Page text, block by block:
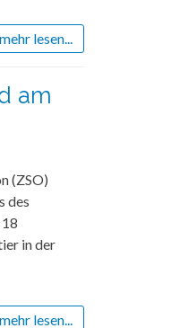
mehr lesen...
am
(ZSO)
des
in der
mehr lesen...